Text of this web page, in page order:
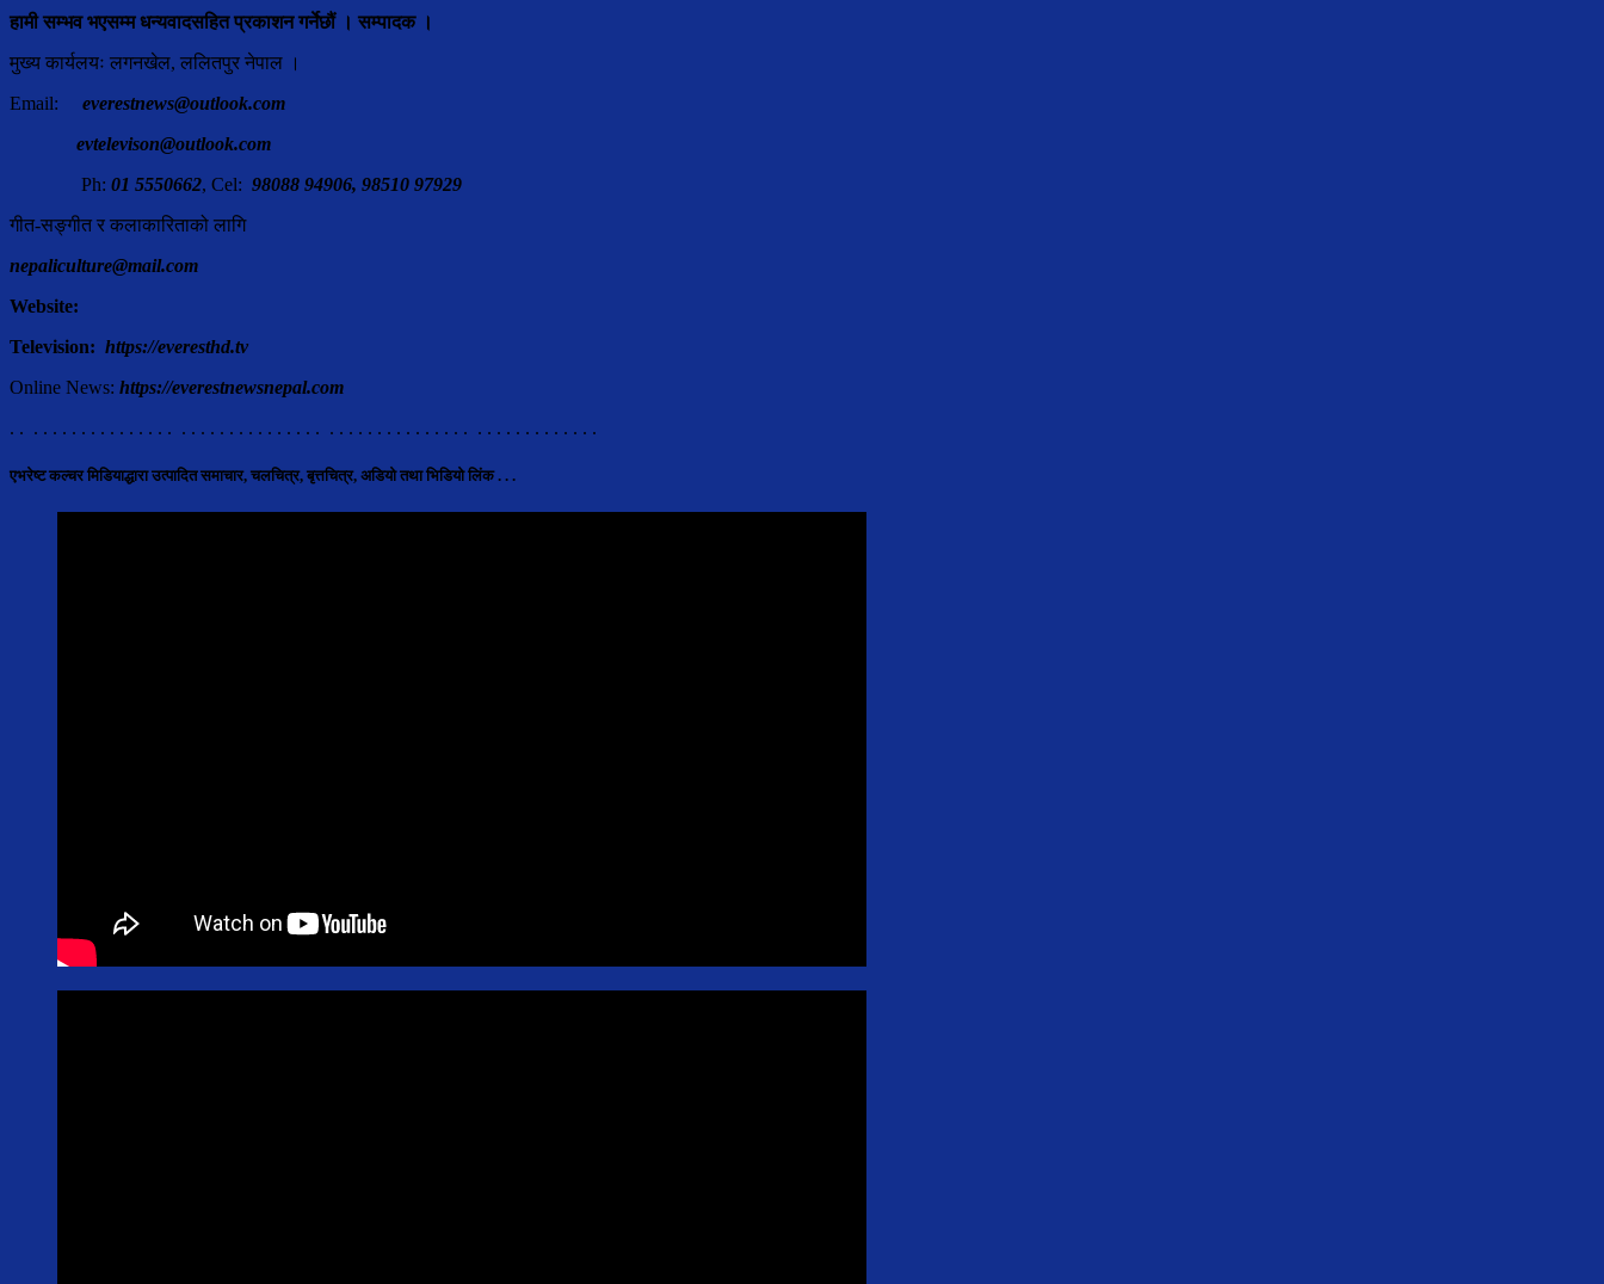
हामी सम्भव भएसम्म धन्यवादसहित प्रकाशन गर्नेछौं । सम्पादक ।
मुख्य कार्यलयः लगनखेल, ललितपुर नेपाल ।
Email: everestnews@outlook.com
evtelevison@outlook.com
Ph: 01 5550662, Cel: 98088 94906, 98510 97929
गीत-सङ्गीत र कलाकारिताको लागि
nepaliculture@mail.com
Website:
Television: https://everesthd.tv
Online News: https://everestnewsnepal.com
. . . . . . . . . . . . . . . . . . . . . . . . . . . . . . . . . . . . . . . . . . . . . . . . . . . . . . . . . . . .
एभरेष्ट कल्चर मिडियाद्धारा उत्पादित समाचार, चलचित्र, बृत्तचित्र, अडियो तथा भिडियो लिंक . . .